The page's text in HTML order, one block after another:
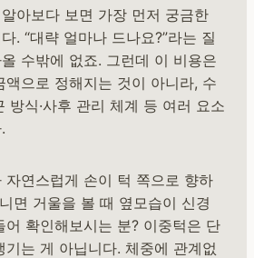
아보다 보면 가장 먼저 궁금한
. “대략 얼마나 드나요?”라는 질
수밖에 없죠. 그런데 이 비용은
액으로 정해지는 것이 아니라, 수
방식·사후 관리 체계 등 여러 요소
자연스럽게 손이 턱 쪽으로 향하
면 거울을 볼 때 옆모습이 신경
어 확인해보시는 분? 이중턱은 단
는 게 아닙니다. 체중에 관계없